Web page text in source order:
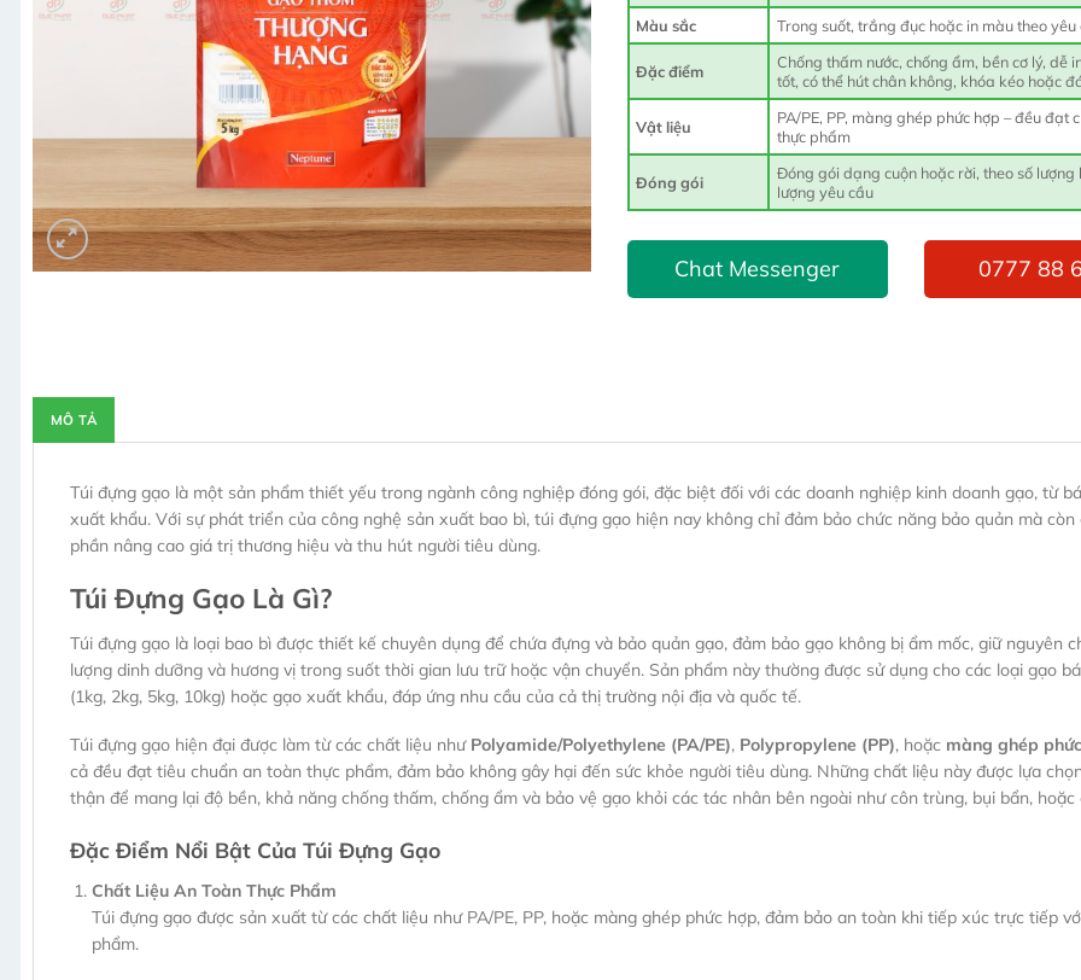
Màu sắc
Trong suốt, trắng đục hoặc in màu theo yêu
Đặc điểm
Chống thấm nước, chống ẩm, bền cơ lý, dễ
tốt, có thể hút chân không, khóa kéo hoặc
Vật liệu
PA/PE, PP, màng ghép phức hợp – đều đạt
thực phẩm
Đóng gói
Đóng gói dạng cuộn hoặc rời, theo số lượng
lượng yêu cầu
Chat Messenger 0777 88
MÔ TẢ
Túi đựng gạo là một sản phẩm thiết yếu trong ngành công nghiệp đóng gói, đặc biệt đối với các doanh nghiệp kinh doanh gạo, từ
xuất khẩu. Với sự phát triển của công nghệ sản xuất bao bì, túi đựng gạo hiện nay không chỉ đảm bảo chức năng bảo quản mà còn
phần nâng cao giá trị thương hiệu và thu hút người tiêu dùng.
Túi Đựng Gạo Là Gì?
Túi đựng gạo là loại bao bì được thiết kế chuyên dụng để chứa đựng và bảo quản gạo, đảm bảo gạo không bị ẩm mốc, giữ nguyên
lượng dinh dưỡng và hương vị trong suốt thời gian lưu trữ hoặc vận chuyển. Sản phẩm này thường được sử dụng cho các loại gạo
(1kg, 2kg, 5kg, 10kg) hoặc gạo xuất khẩu, đáp ứng nhu cầu của cả thị trường nội địa và quốc tế.
Túi đựng gạo hiện đại được làm từ các chất liệu như Polyamide/Polyethylene (PA/PE), Polypropylene (PP), hoặc màng ghép
cả đều đạt tiêu chuẩn an toàn thực phẩm, đảm bảo không gây hại đến sức khỏe người tiêu dùng. Những chất liệu này được lựa
thận để mang lại độ bền, khả năng chống thấm, chống ẩm và bảo vệ gạo khỏi các tác nhân bên ngoài như côn trùng, bụi bẩn, hoặc
Đặc Điểm Nổi Bật Của Túi Đựng Gạo
Chất Liệu An Toàn Thực Phẩm
Túi đựng gạo được sản xuất từ các chất liệu như PA/PE, PP, hoặc màng ghép phức hợp, đảm bảo an toàn khi tiếp xúc trực tiếp
phẩm.